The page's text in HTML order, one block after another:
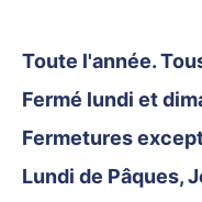
Toute l'année.
Fermé lundi et
Fermetures
Lundi de Pâques,